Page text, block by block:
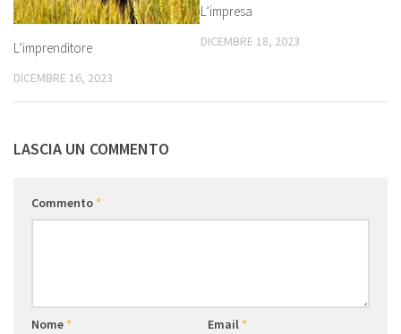
L’imprenditore
DICEMBRE 16, 2023
L’impresa
DICEMBRE 18, 2023
LASCIA UN COMMENTO
Commento*
Nome* Email*